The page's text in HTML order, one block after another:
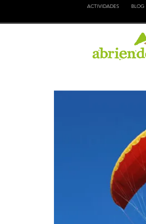
ACTIVIDADES BLOG